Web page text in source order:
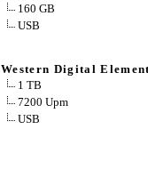
160 GB
USB
Western Digital
1 TB
7200 Upm
USB